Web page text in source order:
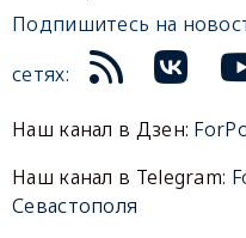
Подпишитесь на
сетях:
Наш канал в Дзен:
Наш канал в Telegram:
Севастополя